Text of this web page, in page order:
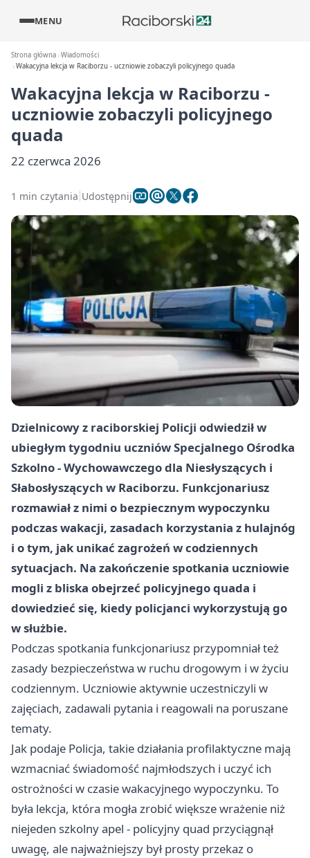
MENU
Strona główna Wiadomości
Wakacyjna lekcja w Raciborzu - uczniowie zobaczyli policyjnego quada
Wakacyjna lekcja w Raciborzu -
uczniowie zobaczyli policyjnego
quada
22 czerwca 2026
1 min czytania Udostępnij
Dzielnicowy z raciborskiej Policji odwiedził w
ubiegłym tygodniu uczniów Specjalnego Ośrodka
Szkolno - Wychowawczego dla Niesłyszących i
Słabosłyszących w Raciborzu. Funkcjonariusz
rozmawiał z nimi o bezpiecznym wypoczynku
podczas wakacji, zasadach korzystania z hulajnóg
i o tym, jak unikać zagrożeń w codziennych
sytuacjach. Na zakończenie spotkania uczniowie
mogli z bliska obejrzeć policyjnego quada i
dowiedzieć się, kiedy policjanci wykorzystują go
w służbie.
Podczas spotkania funkcjonariusz przypomniał też
zasady bezpieczeństwa w ruchu drogowym i w życiu
codziennym. Uczniowie aktywnie uczestniczyli w
zajęciach, zadawali pytania i reagowali na poruszane
tematy.
Jak podaje Policja, takie działania profilaktyczne mają
wzmacniać świadomość najmłodszych i uczyć ich
ostrożności w czasie wakacyjnego wypoczynku. To
była lekcja, która mogła zrobić większe wrażenie niż
niejeden szkolny apel - policyjny quad przyciągnął
uwagę, ale najważniejszy był prosty przekaz o